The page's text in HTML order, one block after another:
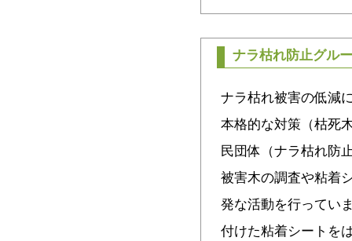
ナラ枯れ防止グル
ナラ枯れ被害の低減
本格的な対策（枯死
民団体（ナラ枯れ防
被害木の調査や粘着
発な活動を行ってい
付けた粘着シートを